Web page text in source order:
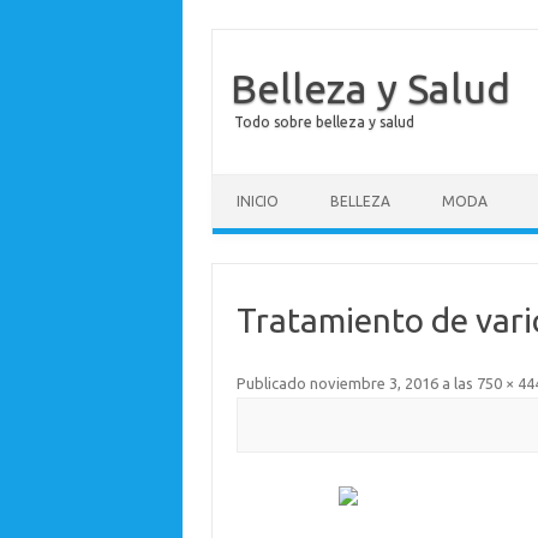
Belleza y Salud
Todo sobre belleza y salud
INICIO BELLEZA MODA
Tratamiento de
Publicado noviembre 3, 2016a las 750 ×